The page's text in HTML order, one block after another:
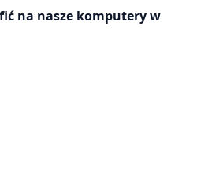
na nasze komputery w